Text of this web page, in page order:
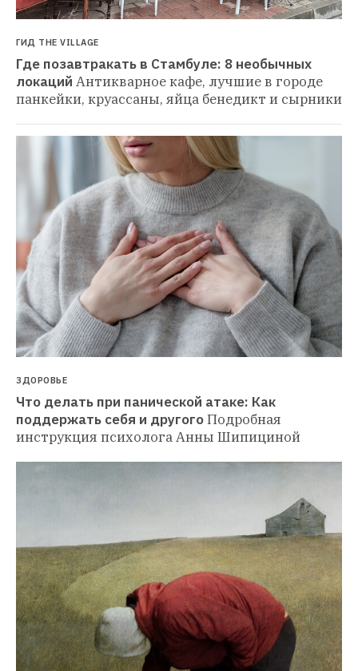
ГИД THE VILLAGE
Где позавтракать в Стамбуле: 8 необычных
локаций Антикварное кафе, лучшие в городе
панкейки, круассаны, яйца бенедикт и сырники
ЗДОРОВЬЕ
Что делать при панической атаке: Как
поддержать себя и другогоПодробная
инструкция психолога Анны Шипициной